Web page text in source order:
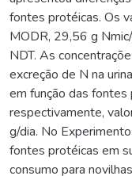
fontes protéicas. Os
MODR, 29,56 g
NDT. As
excreção de N na
em função das fontes
respectivamente,
g/dia. No
fontes protéicas em
consumo para